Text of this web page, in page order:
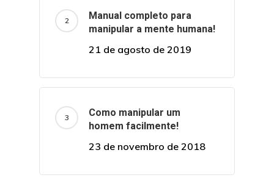
Manual completo para
manipular a mente humana!
21 de agosto de 2019
Como manipular um
homem facilmente!
23 de novembro de 2018